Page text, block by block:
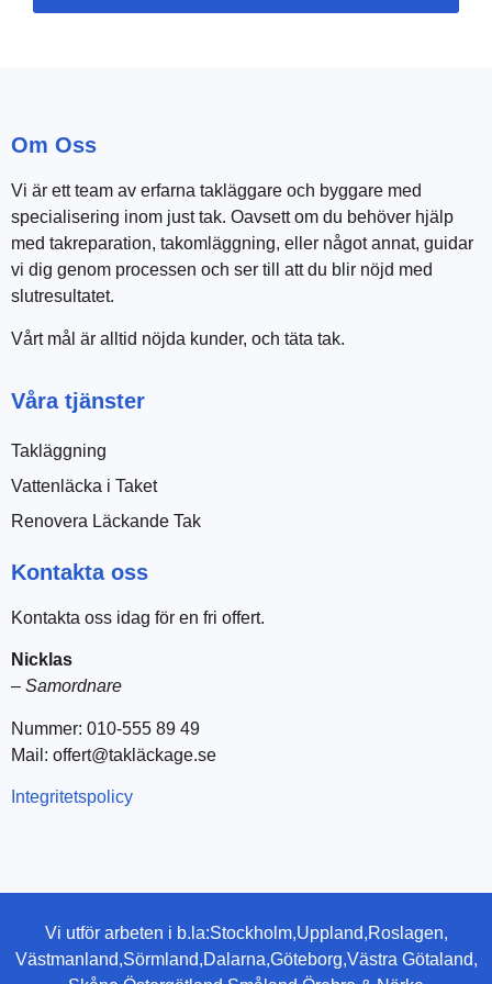
Om Oss
Vi är ett team av erfarna takläggare och byggare med
specialisering inom just tak. Oavsett om du behöver hjälp
med takreparation, takomläggning, eller något annat, guidar
vi dig genom processen och ser till att du blir nöjd med
slutresultatet.
Vårt mål är alltid nöjda kunder, och täta tak.
Våra tjänster
Takläggning
Vattenläcka i Taket
Renovera Läckande Tak
Kontakta oss
Kontakta oss idag för en fri offert.
Nicklas
– Samordnare
Nummer: 010-555 89 49
Mail: offert@takläckage.se
Integritetspolicy
Vi utför arbeten i b.la:Stockholm,Uppland,Roslagen,
Västmanland,Sörmland,Dalarna,Göteborg,Västra Götaland,